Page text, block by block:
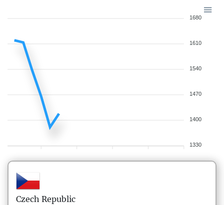
1680
1610
1540
1470
1400
1330
Czech Republic